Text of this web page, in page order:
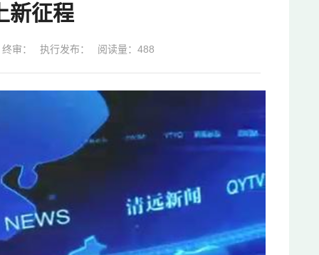
新征程
终审： 执行发布： 阅读量： 488